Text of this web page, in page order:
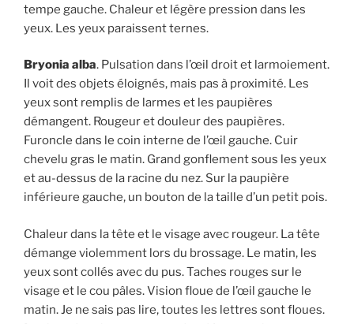
tempe gauche. Chaleur et légère pression dans les
yeux. Les yeux paraissent ternes.
Bryonia alba. Pulsation dans l’œil droit et larmoiement.
Il voit des objets éloignés, mais pas à proximité. Les
yeux sont remplis de larmes et les paupières
démangent. Rougeur et douleur des paupières.
Furoncle dans le coin interne de l’œil gauche. Cuir
chevelu gras le matin. Grand gonflement sous les yeux
et au-dessus de la racine du nez. Sur la paupière
inférieure gauche, un bouton de la taille d’un petit pois.
Chaleur dans la tête et le visage avec rougeur. La tête
démange violemment lors du brossage. Le matin, les
yeux sont collés avec du pus. Taches rouges sur le
visage et le cou pâles. Vision floue de l’œil gauche le
matin. Je ne sais pas lire, toutes les lettres sont floues.